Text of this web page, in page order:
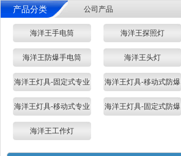
产品分类 公司产品
海洋王手电筒 海洋王探照灯
海洋王防爆手电筒 海洋王头灯
海洋王灯具-固定式专业 海洋王灯具-移动式防爆
海洋王灯具-移动式专业 海洋王灯具-固定式防爆
海洋王工作灯